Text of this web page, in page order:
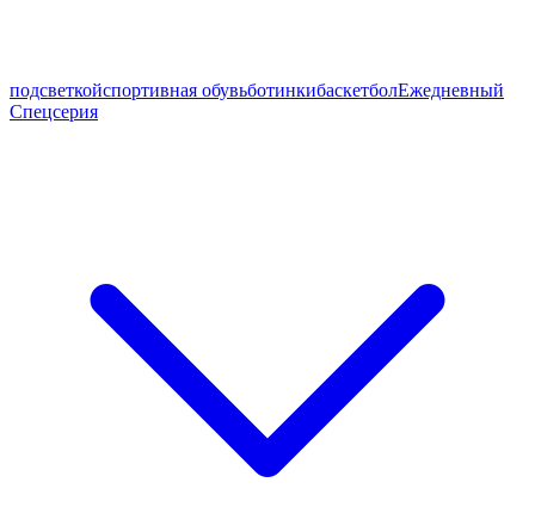
подсветкойспортивная обувьботинкибаскетболЕжедневный
Спецсерия